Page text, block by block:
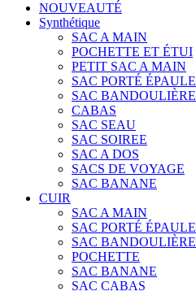
NOUVEAUTÉ
Synthétique
SAC A MAIN
POCHETTE ET ÉTUI
PETIT SAC A MAIN
SAC PORTÉ ÉPAULE
SAC BANDOULIÈRE
CABAS
SAC SEAU
SAC SOIREE
SAC A DOS
SACS DE VOYAGE
SAC BANANE
CUIR
SAC A MAIN
SAC PORTÉ ÉPAULE
SAC BANDOULIÈRE
POCHETTE
SAC BANANE
SAC CABAS